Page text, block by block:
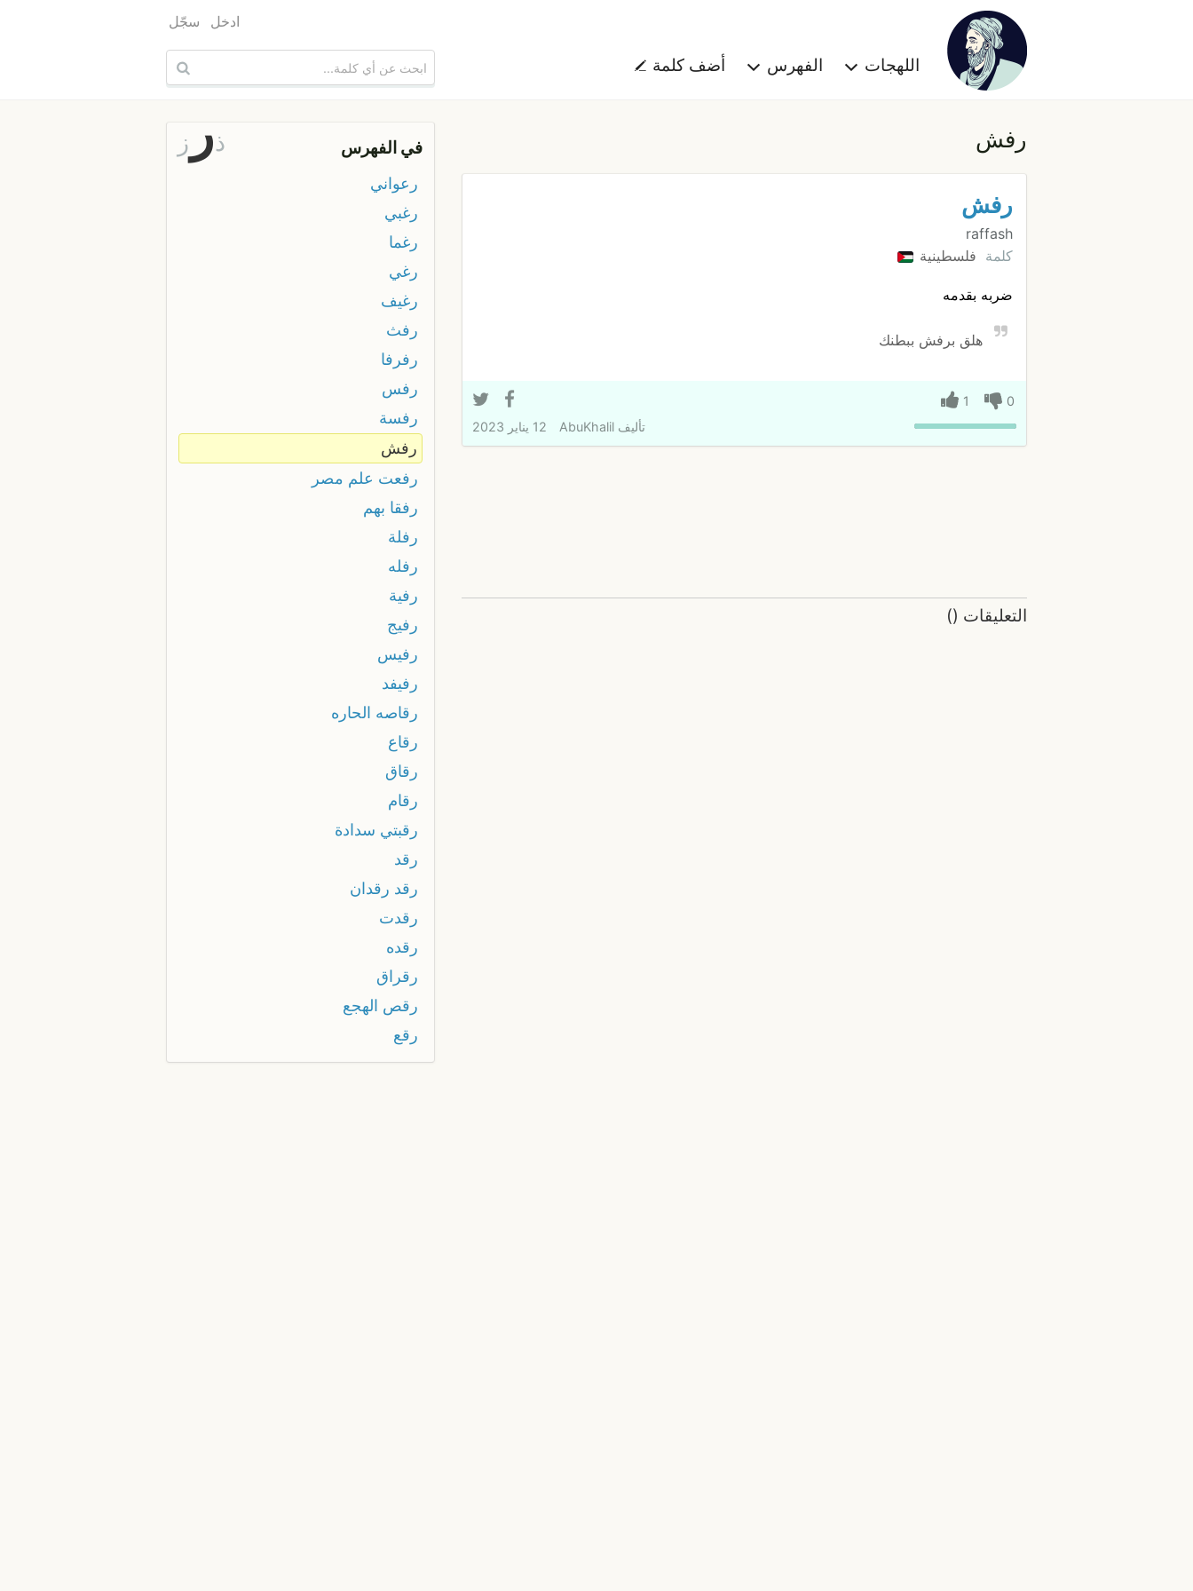
اللهجات الفهرس أضف كلمة
ادخل سجّل
رفش
رفش
raffash
كلمة فلسطينية
ضربه بقدمه
هلق برفش ببطنك
0
1
تأليفAbuKhalil 12 يناير 2023
التعليقات (
)
في الفهرس ذر ز
رعواني
رغبي
رغما
رغي
رغيف
رفث
رفرفا
رفس
رفسة
رفش
رفعت علم مصر
رفقا بهم
رفلة
رفله
رفية
رفيج
رفيس
رفيفد
رقاصه الحاره
رقاع
رقاق
رقام
رقبتي سدادة
رقد
رقد رقدان
رقدت
رقده
رقراق
رقص الهجع
رقع